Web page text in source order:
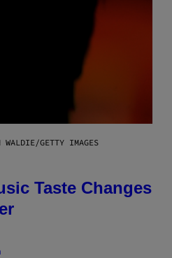
GETTY IMAGES
Taste Changes